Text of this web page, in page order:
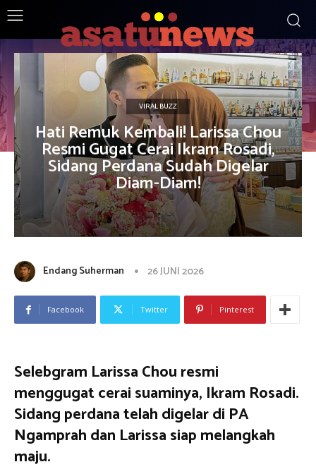
VIRAL BUZZ
Hati Remuk Kembali! Larissa Chou
Resmi Gugat Cerai Ikram Rosadi,
Sidang Perdana Sudah Digelar
Diam-Diam!
Endang Suherman 26 JUNI 2026
Facebook Twitter Pinterest
Selebgram Larissa Chou resmi
menggugat cerai suaminya, Ikram Rosadi.
Sidang perdana telah digelar di PA
Ngamprah dan Larissa siap melangkah
maju.